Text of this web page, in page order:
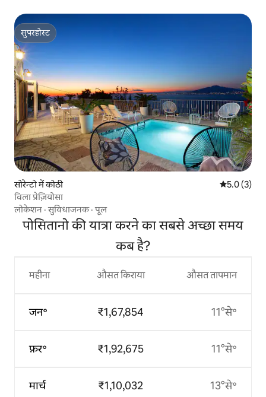
सुपरहोस्ट
सुपरहोस्ट
सोरेन्टो में कोठी औसत रेटिंग 5
5.0 (3)
विला प्रेज़ियोसा
लोकेशन ·सुविधाजनक·पूल
पोसितानो की यात्रा करने का सबसे अच्छा समय
कब है?
महीना
जन॰
फ़र॰
मार्च
औसत किराया
₹1,67,854
₹1,92,675
₹1,10,032
औसत तापमान
11°से॰
11°से॰
13°से॰